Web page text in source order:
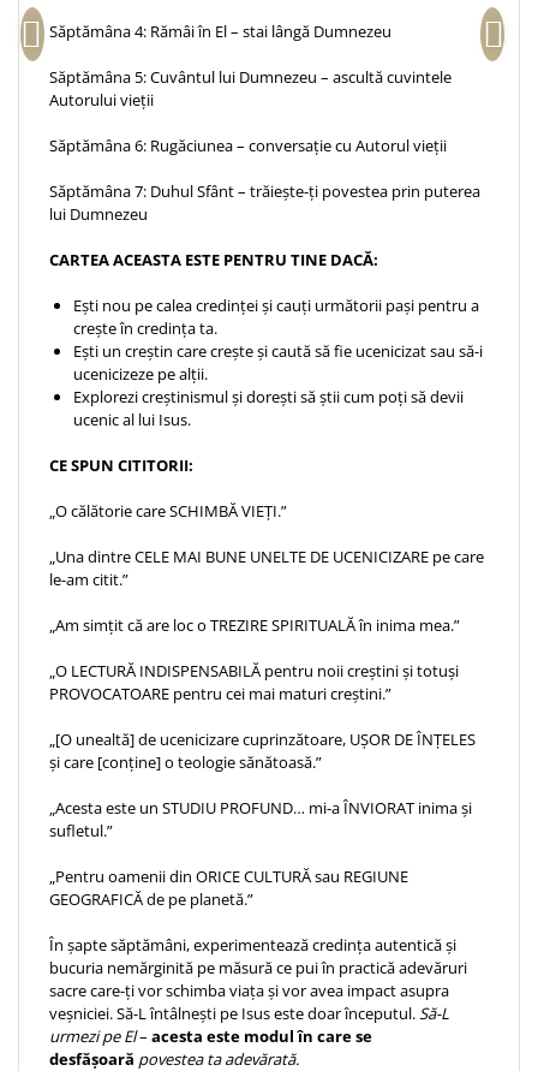
Despre afaceri
Dezvoltare personala
Leadership
Mediu
Săptămâna 4: Rămâi în El – stai lângă Dumnezeu
Săptămâna 5: Cuvântul lui Dumnezeu – ascultă cuvintele
Autorului vieții
Săptămâna 6: Rugăciunea – conversație cu Autorul vieții
Săptămâna 7: Duhul Sfânt – trăiește-ți povestea prin puterea
lui Dumnezeu
CARTEA ACEASTA ESTE PENTRU TINE DACĂ:
Ești nou pe calea credinței și cauți următorii pași pentru a
crește în credința ta.
Ești un creștin care crește și caută să fie ucenicizat sau să-i
ucenicizeze pe alții.
Explorezi creștinismul și dorești să știi cum poți să devii
ucenic al lui Isus.
CE SPUN CITITORII:
„O călătorie care SCHIMBĂ VIEȚI.”
„Una dintre CELE MAI BUNE UNELTE DE UCENICIZARE pe care
le-am citit.”
„Am simțit că are loc o TREZIRE SPIRITUALĂ în inima mea.”
„O LECTURĂ INDISPENSABILĂ pentru noii creștini și totuși
PROVOCATOARE pentru cei mai maturi creștini.”
„[O unealtă] de ucenicizare cuprinzătoare, UȘOR DE ÎNȚELES
și care [conține] o teologie sănătoasă.”
„Acesta este un STUDIU PROFUND… mi-a ÎNVIORAT inima și
sufletul.”
„Pentru oamenii din ORICE CULTURĂ sau REGIUNE
GEOGRAFICĂ de pe planetă.”
În șapte săptămâni, experimentează credința autentică și
bucuria nemărginită pe măsură ce pui în practică adevăruri
sacre care-ți vor schimba viața și vor avea impact asupra
veșniciei. Să-L întâlnești pe Isus este doar începutul.Să-L
urmezi pe El– acesta este modul în care se
desfășoară povestea ta adevărată.